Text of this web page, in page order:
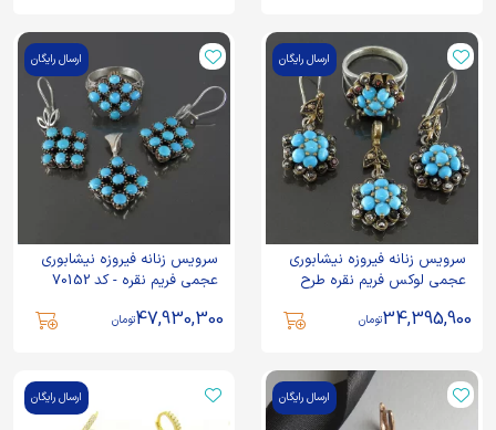
ارسال رایگان
سرویس زنانه فیروزه نیشابوری
عجمی لوکس فریم نقره طرح
34,395,900تومان
ارسال رایگان
سرویس زنانه فیروزه نیشابوری
عجمی فریم نقره - کد 70152
47,930,300تومان
ارسال رایگان ارسال رایگان